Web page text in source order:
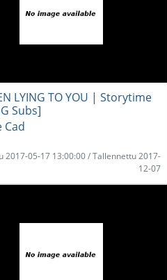
LYING TO YOU | Storytime
Subs]
2017-05-17 13:00:00 / Tallennettu 2017-
12-07